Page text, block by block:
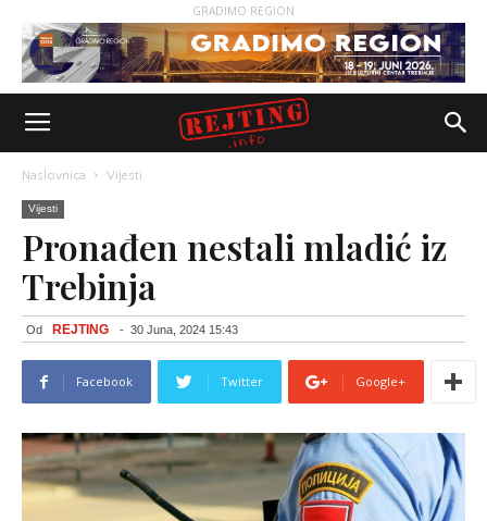
GRADIMO REGION
Naslovnica Vijesti
Vijesti
Pronađen nestali mladić iz
Trebinja
Od REJTING - 30 Juna, 2024 15:43
Facebook Twitter Google+